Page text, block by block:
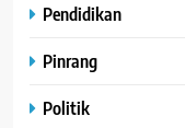
Pendidikan
Pinrang
Politik